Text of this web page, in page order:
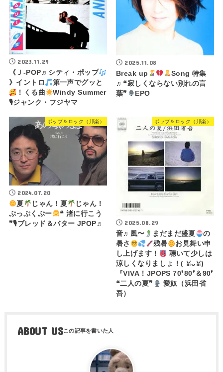
2023.11.29
《Ｊ-POP♬シティ・ポップ
》イントロ
第一声でグッと
！くる曲
Windy Summer
🎙ジャンク・フジヤマ
2025.11.08
Break up
Song 特集
♬❝寂しくならない別れの言
葉❞
EPO
ポップ＆ロック（邦楽）
2024.07.20
夏
じゃん！夏
じゃん！
ぷっぷくぷー
❝ 渚に行こう
❞🎙ブレッド＆バター JPOP♬
ポップ＆ロック（邦楽）
2025.08.29
音♬風〜
まだまだ盛夏
の
暑さ
残暑
お見舞い申
し上げます！
聴いて少しは
涼しくなりましょ！(⁠ ⁠ꈍ⁠ᴗ⁠ꈍ⁠)
『VIVA！JPOPS 70❜80❜＆90❜
❝二人の夏❞
愛奴（浜田省
吾）
ABOUT US